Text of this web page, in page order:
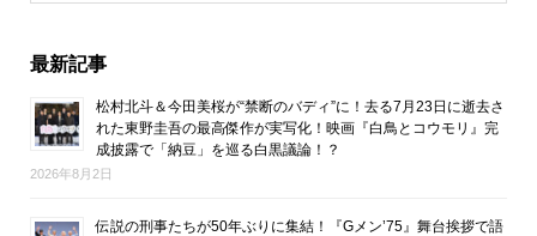
最新記事
松村北斗＆今田美桜が“禁断のバディ”に！去る7月23日に逝去さ
れた東野圭吾の最高傑作が実写化！映画『白鳥とコウモリ』完
成披露で「納豆」を巡る白黒議論！？
2026年8月2日
伝説の刑事たちが50年ぶりに集結！『Gメン’75』舞台挨拶で語